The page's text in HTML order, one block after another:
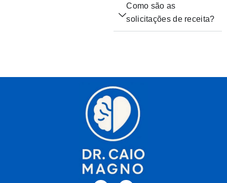
Como são as
solicitações de receita?